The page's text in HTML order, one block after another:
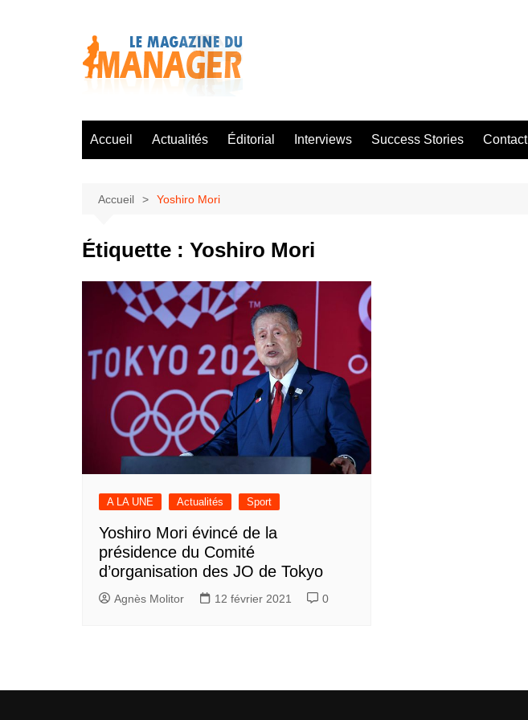
Accueil Actualités Éditorial Interviews Success Stories Contact
Accueil Yoshiro Mori
Étiquette : Yoshiro Mori
A LA UNE Actualités Sport
Yoshiro Mori évincé de la
présidence du Comité
d’organisation des JO de Tokyo
Agnès Molitor 12 février 2021 0